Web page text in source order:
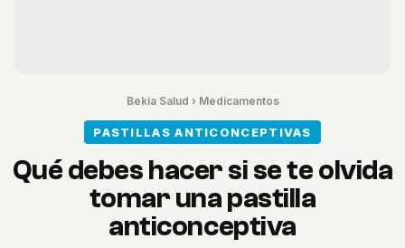
Bekia Salud › Medicamentos
PASTILLAS ANTICONCEPTIVAS
Qué debes hacer si se te olvida
tomar una pastilla
anticonceptiva